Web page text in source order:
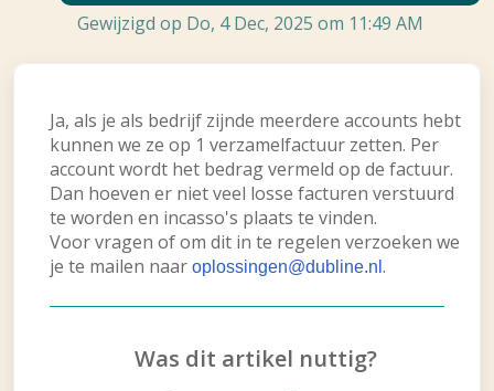
Gewijzigd op Do, 4 Dec, 2025 om 11:49 AM
Ja, als je als bedrijf zijnde meerdere accounts hebt
kunnen we ze op 1 verzamelfactuur zetten. Per
account wordt het bedrag vermeld op de factuur.
Dan hoeven er niet veel losse facturen verstuurd
te worden en incasso's plaats te vinden.
Voor vragen of om dit in te regelen verzoeken we
je te mailen naar oplossingen@dubline.nl .
Was dit artikel nuttig?